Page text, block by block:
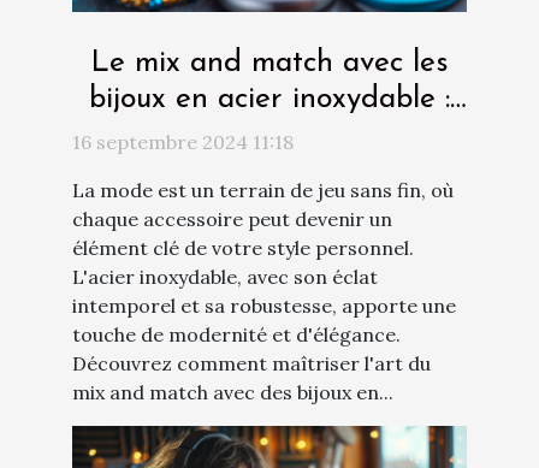
Le mix and match avec les
bijoux en acier inoxydable :
conseils créatifs
16 septembre 2024 11:18
La mode est un terrain de jeu sans fin, où
chaque accessoire peut devenir un
élément clé de votre style personnel.
L'acier inoxydable, avec son éclat
intemporel et sa robustesse, apporte une
touche de modernité et d'élégance.
Découvrez comment maîtriser l'art du
mix and match avec des bijoux en...